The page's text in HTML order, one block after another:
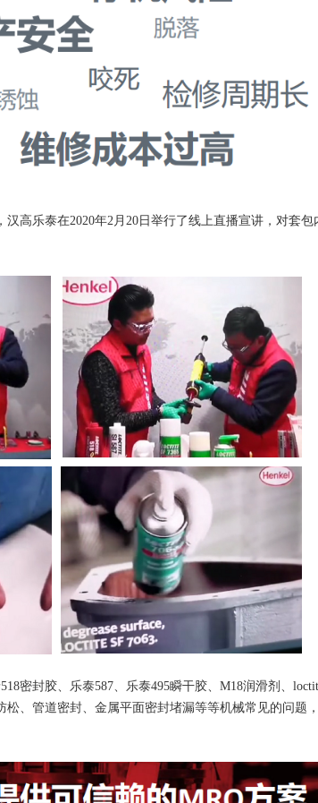
高乐泰在2020年2月20日举行了线上直播宣讲，对套
密封胶、乐泰587、乐泰495瞬干胶、M18润滑剂、
、管道密封、金属平面密封堵漏等等机械常见的问题